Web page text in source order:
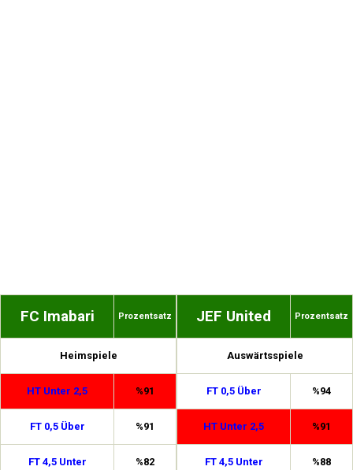
FC Imabari Prozentsatz
Heimspiele
HT Unter 2,5 %91
FT 0,5 Über %91
FT 4,5 Unter %82
JEF United Prozentsatz
Auswärtsspiele
FT 0,5 Über %94
HT Unter 2,5 %91
FT 4,5 Unter %88